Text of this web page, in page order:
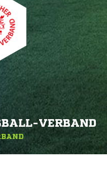
VERBAND